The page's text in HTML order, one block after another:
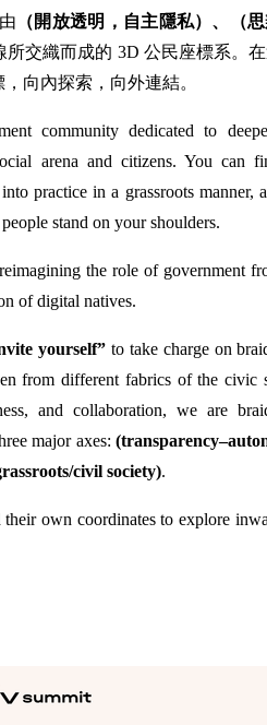
（開放透明，自主隱私）、（
所交織而成的 3D 公民座標系。
向內探索，向外連結。
community dedicated to
arena and citizens. You can
practice in a grassroots manner,
stand on your shoulders.
the role of government
of digital natives.
yourself” to take charge on
from different fabrics of the civic
and collaboration, we are
major axes:
civil society).
own coordinates to explore